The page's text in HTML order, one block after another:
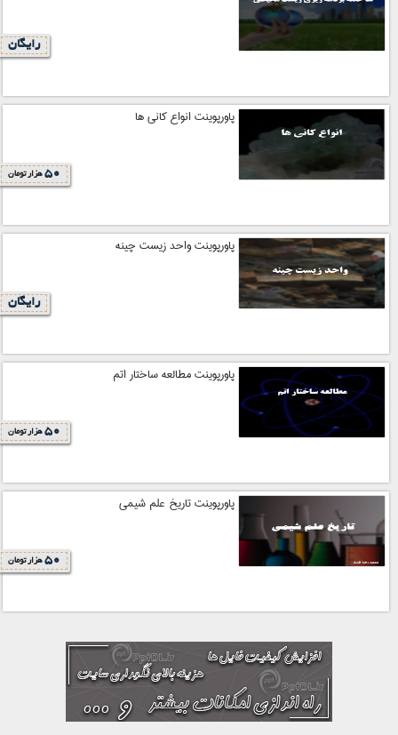
رایگان
پاورپوینت انواع کانی ها
50 هزار تومان
پاورپوینت واحد زیست چینه
رایگان
پاورپوینت مطالعه ساختار اتم
50 هزار تومان
پاورپوینت تاریخ علم شیمی
50 هزار تومان